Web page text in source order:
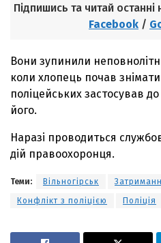
Підпишись та читай останні
Facebook /
Вони зупинили
коли хлопець почав
поліцейських застосував
його.
Наразі проводиться
дій правоохоронця.
Теми: Вільногірськ
Конфлікт з поліцією
Поліція